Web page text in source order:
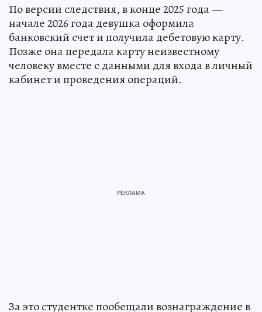
По версии следствия, в конце 2025 года —
начале 2026 года девушка оформила
банковский счет и получила дебетовую карту.
Позже она передала карту неизвестному
человеку вместе с данными для входа в личный
кабинет и проведения операций.
За это студентке пообещали вознаграждение в